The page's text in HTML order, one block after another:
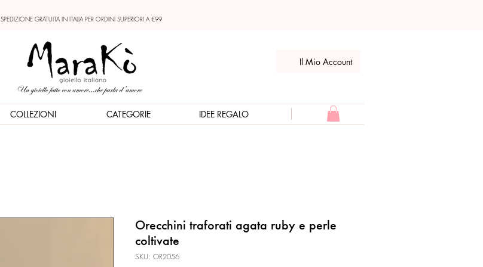
SPEDIZIONE GRATUITA IN ITALIA PER ORDINI SUPERIORI A €99
Il Mio Account
COLLEZIONI CATEGORIE IDEE REGALO
Orecchini traforati agata ruby e perle
coltivate
SKU: OR2056